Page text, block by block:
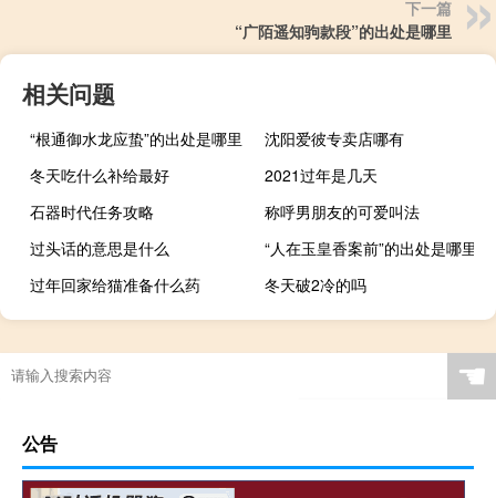
下一篇
“广陌遥知驹款段”的出处是哪里
相关问题
“根通御水龙应蛰”的出处是哪里
沈阳爱彼专卖店哪有
冬天吃什么补给最好
2021过年是几天
石器时代任务攻略
称呼男朋友的可爱叫法
过头话的意思是什么
“人在玉皇香案前”的出处是哪里
过年回家给猫准备什么药
冬天破2冷的吗
☚
公告